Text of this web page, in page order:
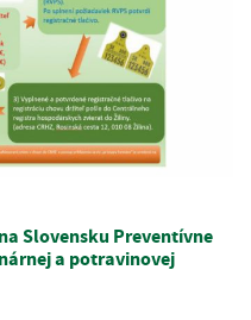
Slovensku Preventívne
a potravinovej